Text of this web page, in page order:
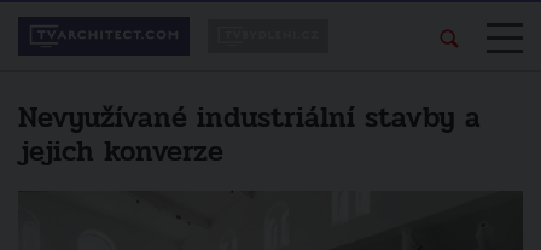
Nevyužívané industriální stavby a
jejich konverze